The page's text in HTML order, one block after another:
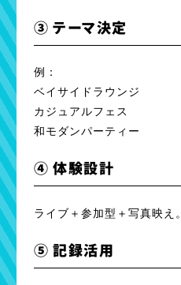
③ テーマ決定
例：
ベイサイドラウンジ
カジュアルフェス
和モダンパーティー
④ 体験設計
ライブ＋参加型＋写真映え。
⑤ 記録活用